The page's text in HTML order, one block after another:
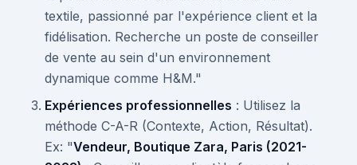
textile, passionné par l'expérience client et la
fidélisation. Recherche un poste de conseiller
de vente au sein d'un environnement
dynamique comme H&M."
Expériences professionnelles : Utilisez la
méthode C-A-R (Contexte, Action, Résultat).
Ex: "Vendeur, Boutique Zara, Paris (2021-